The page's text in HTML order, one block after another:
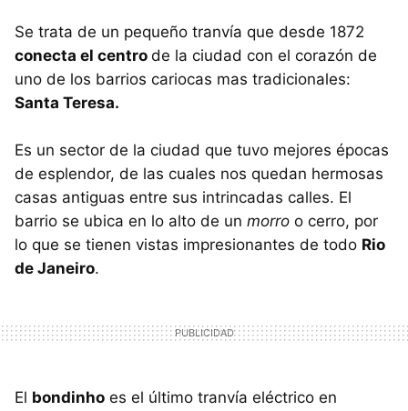
Se trata de un pequeño tranvía que desde 1872
conecta el centro de la ciudad con el corazón de
uno de los barrios cariocas mas tradicionales:
Santa Teresa.
Es un sector de la ciudad que tuvo mejores épocas
de esplendor, de las cuales nos quedan hermosas
casas antiguas entre sus intrincadas calles. El
barrio se ubica en lo alto de un morro o cerro, por
lo que se tienen vistas impresionantes de todo Rio
de Janeiro.
El bondinho es el último tranvía eléctrico en